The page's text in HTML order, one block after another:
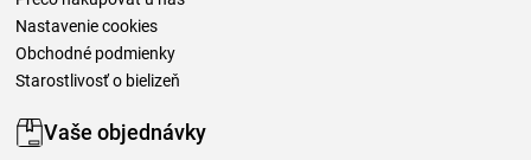
Nastavenie cookies
Obchodné podmienky
Starostlivosť o bielizeň
Vaše objednávky